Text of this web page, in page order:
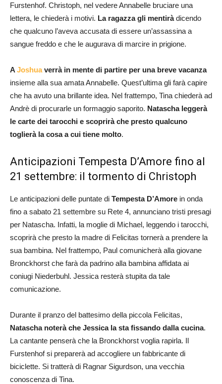
Furstenhof. Christoph, nel vedere Annabelle bruciare una
lettera, le chiederà i motivi. La ragazza gli mentiràdicendo
che qualcuno l’aveva accusata di essere un’assassina a
sangue freddo e che le augurava di marcire in prigione.
A Joshuaverrà in mente di partire per una breve vacanza
insieme alla sua amata Annabelle. Quest’ultima gli farà capire
che ha avuto una brillante idea. Nel frattempo, Tina chiederà ad
Andrè di procurarle un formaggio saporito. Natascha leggerà
le carte dei tarocchi e scoprirà che presto qualcuno
toglierà la cosa a cui tiene molto.
Anticipazioni Tempesta D’Amore fino al
21 settembre: il tormento di Christoph
Le anticipazioni delle puntate di Tempesta D’Amore in onda
fino a sabato 21 settembre su Rete 4, annunciano tristi presagi
per Natascha. Infatti, la moglie di Michael, leggendo i tarocchi,
scoprirà che presto la madre di Felicitas tornerà a prendere la
sua bambina. Nel frattempo, Paul comunicherà alla giovane
Bronckhorst che farà da padrino alla bambina affidata ai
coniugi Niederbuhl. Jessica resterà stupita da tale
comunicazione.
Durante il pranzo del battesimo della piccola Felicitas,
Natascha noterà che Jessica la sta fissando dalla cucina.
La cantante penserà che la Bronckhorst voglia rapirla. Il
Furstenhof si preparerà ad accogliere un fabbricante di
biciclette. Si tratterà di Ragnar Sigurdson, una vecchia
conoscenza di Tina.